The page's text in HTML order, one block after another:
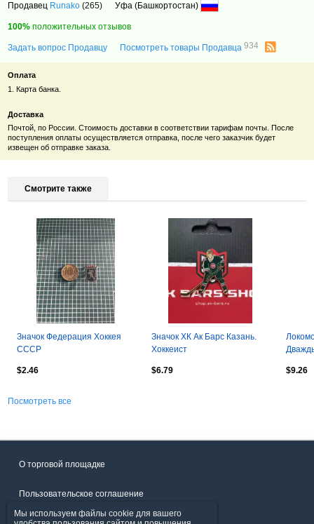
Продавец Runako (265) Уфа (Башкортостан)
100% положительных отзывов
Задать вопрос Продавцу Посмотреть товары Продавца934
Оплата
1. Карта банка.
Доставка
Почтой, по России. Стоимость доставки в соответствии тарифам почты. После
поступления оплаты осуществляется отправка, после чего заказчик будет
извещен об отправке заказа.
Смотрите также
Значок Федерация Хоккея
СССР
$2.46
Значок ХК Ак Барс Казань.
Хоккеист
$6.79
2025/
$9.26
Посмотреть все
О торговой площадке
Пользовательское соглашение
Мы используем файлы cookie для вашего